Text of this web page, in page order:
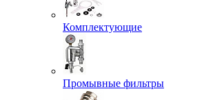
Комплектующие
Промывные фильтры